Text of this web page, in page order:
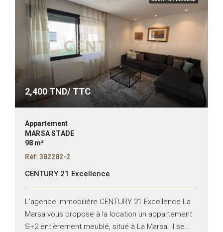
2,400 TND/ TTC
Appartement
MARSA STADE
98 m²
Réf: 382282-2
CENTURY 21 Excellence
L’agence immobilière CENTURY 21 Excellence La
Marsa vous propose à la location un appartement
S+2 entièrement meublé, situé à La Marsa. Il se